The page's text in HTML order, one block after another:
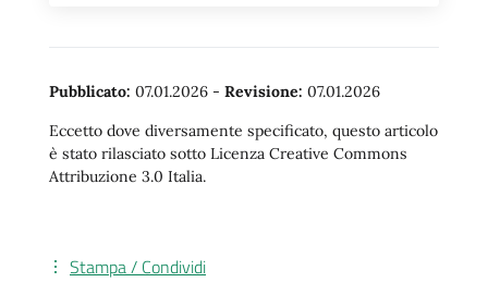
Pubblicato: 07.01.2026 - Revisione: 07.01.2026
Eccetto dove diversamente specificato, questo articolo
è stato rilasciato sotto Licenza Creative Commons
Attribuzione 3.0 Italia.
Stampa / Condividi